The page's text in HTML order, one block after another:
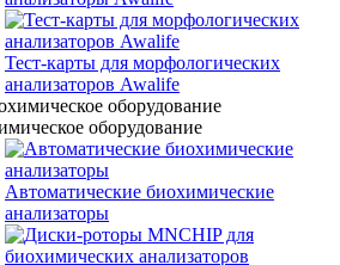
Тест-карты для морфологических
анализаторов Awalife
оборудование
Автоматические биохимические
анализаторы